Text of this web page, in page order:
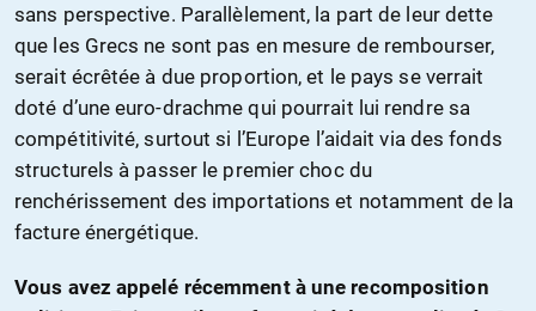
sans perspective. Parallèlement, la part de leur dette
que les Grecs ne sont pas en mesure de rembourser,
serait écrêtée à due proportion, et le pays se verrait
doté d’une euro-drachme qui pourrait lui rendre sa
compétitivité, surtout si l’Europe l’aidait via des fonds
structurels à passer le premier choc du
renchérissement des importations et notamment de la
facture énergétique.
Vous avez appelé récemment à une recomposition